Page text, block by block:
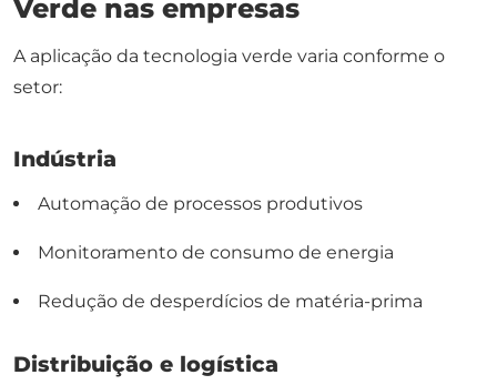
Verde nas empresas
A aplicação da tecnologia verde varia conforme o
setor:
Indústria
Automação de processos produtivos
Monitoramento de consumo de energia
Redução de desperdícios de matéria-prima
Distribuição e logística